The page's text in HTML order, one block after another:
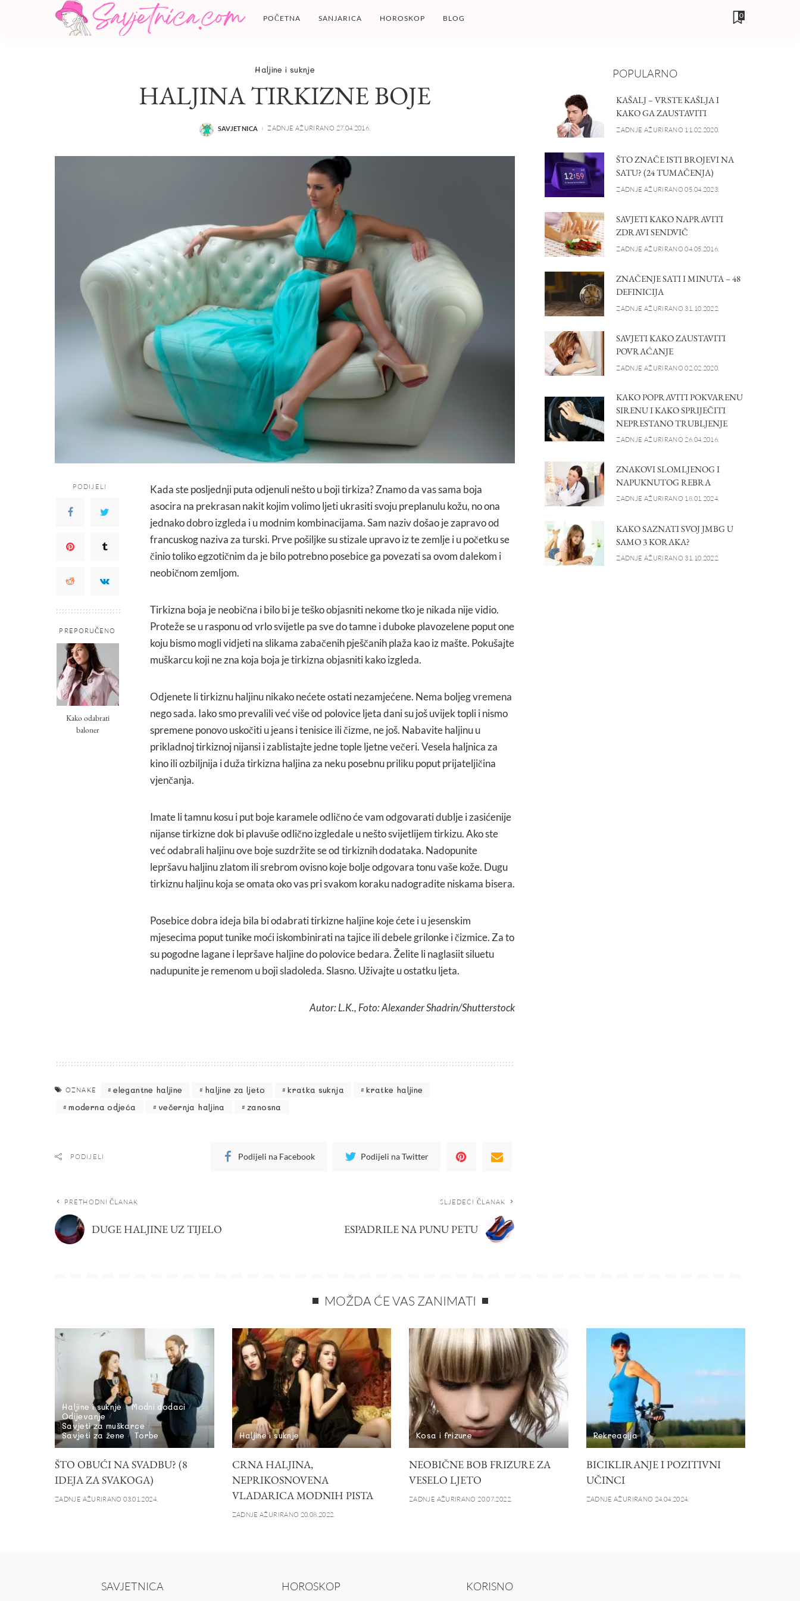
POČETNA SANJARICA HOROSKOP BLOG 0
Haljine i suknje
HALJINA TIRKIZNE BOJE
POSTED
SAVJETNICA ZADNJE AŽURIRANO 27.04.2016.
PODIJELI
PREPORUČENO
Kako odabrati
baloner
Kada ste posljednji puta odjenuli nešto u boji tirkiza? Znamo da vas sama boja
asocira na prekrasan nakit kojim volimo ljeti ukrasiti svoju preplanulu kožu, no ona
jednako dobro izgleda i u modnim kombinacijama. Sam naziv došao je zapravo od
francuskog naziva za turski. Prve pošiljke su stizale upravo iz te zemlje i u početku se
činio toliko egzotičnim da je bilo potrebno posebice ga povezati sa ovom dalekom i
neobičnom zemljom.
Tirkizna boja je neobična i bilo bi je teško objasniti nekome tko je nikada nije vidio.
Proteže se u rasponu od vrlo svijetle pa sve do tamne i duboke plavozelene poput one
koju bismo mogli vidjeti na slikama zabačenih pješčanih plaža kao iz mašte. Pokušajte
muškarcu koji ne zna koja boja je tirkizna objasniti kako izgleda.
Odjenete li tirkiznu haljinu nikako nećete ostati nezamjećene. Nema boljeg vremena
nego sada. Iako smo prevalili već više od polovice ljeta dani su još uvijek topli i nismo
spremene ponovo uskočiti u jeans i tenisice ili čizme, ne još. Nabavite haljinu u
prikladnoj tirkiznoj nijansi i zablistajte jedne tople ljetne večeri. Vesela haljnica za
kino ili ozbiljnija i duža tirkizna haljina za neku posebnu priliku poput prijateljičina
vjenčanja.
Imate li tamnu kosu i put boje karamele odlično će vam odgovarati dublje i zasićenije
nijanse tirkizne dok bi plavuše odlično izgledale u nešto svijetlijem tirkizu. Ako ste
već odabrali haljinu ove boje suzdržite se od tirkiznih dodataka. Nadopunite
lepršavu haljinu zlatom ili srebrom ovisno koje bolje odgovara tonu vaše kože. Dugu
tirkiznu haljinu koja se omata oko vas pri svakom koraku nadogradite niskama bisera.
Posebice dobra ideja bila bi odabrati tirkizne haljine koje ćete i u jesenskim
mjesecima poput tunike moći iskombinirati na tajice ili debele grilonke i čizmice. Za to
su pogodne lagane i lepršave haljine do polovice bedara. Želite li naglasiit siluetu
nadupunite je remenom u boji sladoleda. Slasno. Uživajte u ostatku ljeta.
Autor: L.K., Foto: Alexander Shadrin/Shutterstock
OZNAKE elegantne haljine haljine za ljeto kratka suknja
kratke haljine
moderna odjeća
večernja haljina zanosna
PODIJELI Podijeli na Facebook Podijeli na Twitter
PRETHODNI ČLANAK
DUGE HALJINE UZ TIJELO
SLJEDEĆI ČLANAK
ESPADRILE NA PUNU PETU
POPULARNO
KAŠALJ – VRSTE KAŠLJA I
KAKO GA ZAUSTAVITI
ZADNJE AŽURIRANO 11.02.2020.
ŠTO ZNAČE ISTI BROJEVI NA
SATU? (24 TUMAČENJA)
ZADNJE AŽURIRANO 05.04.2023.
SAVJETI KAKO NAPRAVITI
ZDRAVI SENDVIČ
ZADNJE AŽURIRANO 04.05.2016.
ZNAČENJE SATI I MINUTA – 48
DEFINICIJA
ZADNJE AŽURIRANO 31.10.2022.
SAVJETI KAKO ZAUSTAVITI
POVRAĆANJE
ZADNJE AŽURIRANO 02.02.2020.
KAKO POPRAVITI POKVARENU
SIRENU I KAKO SPRIJEČITI
NEPRESTANO TRUBLJENJE
ZADNJE AŽURIRANO 26.04.2016.
ZNAKOVI SLOMLJENOG I
NAPUKNUTOG REBRA
ZADNJE AŽURIRANO 18.01.2024.
KAKO SAZNATI SVOJ JMBG U
SAMO 3 KORAKA?
ZADNJE AŽURIRANO 31.10.2022.
MOŽDA ĆE VAS ZANIMATI
Haljine i suknje
Modni dodaci
Odijevanje
Savjeti za muškarce
Savjeti za žene
Torbe
ŠTO OBUĆI NA SVADBU? (8
IDEJA ZA SVAKOGA)
ZADNJE AŽURIRANO 03.01.2024.
Haljine i suknje
CRNA HALJINA,
NEPRIKOSNOVENA
VLADARICA MODNIH PISTA
ZADNJE AŽURIRANO 20.08.2022.
Kosa i frizure
NEOBIČNE BOB FRIZURE ZA
VESELO LJETO
ZADNJE AŽURIRANO 20.07.2022.
Rekreacija
BICIKLIRANJE I POZITIVNI
UČINCI
ZADNJE AŽURIRANO 24.04.2024.
SAVJETNICA HOROSKOP KORISNO